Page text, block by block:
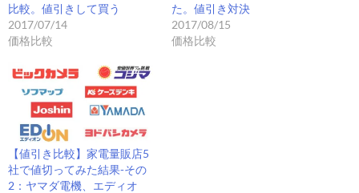
比較。値引きして買う
2017/07/14
価格比較
た。値引き対決
2017/08/15
価格比較
【値引き比較】家電量販店5
社で値切ってみた結果-その
2：ヤマダ電機、エディオ